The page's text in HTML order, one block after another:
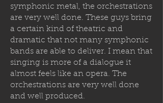
symphonic metal, the orchestrations
are very well done. These guys bring
a certain kind of theatric and
dramatic that not many symphonic
bands are able to deliver. I mean that
singing is more of a dialogue it
almost feels like an opera. The
orchestrations are very well done
and well produced.